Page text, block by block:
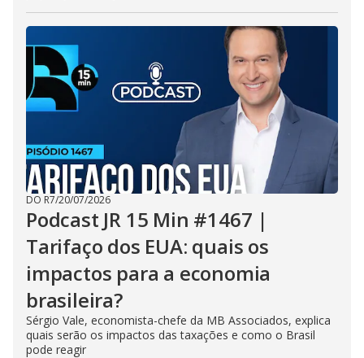
DO R7/20/07/2026
Podcast JR 15 Min #1467 |
Tarifaço dos EUA: quais os
impactos para a economia
brasileira?
Sérgio Vale, economista-chefe da MB Associados, explica
quais serão os impactos das taxações e como o Brasil
pode reagir